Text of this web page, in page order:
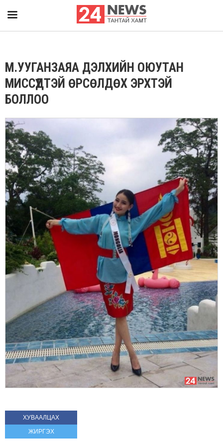
М.УУГАНЗАЯА ДЭЛХИЙН ОЮУТАН
МИССҮҮДТЭЙ ӨРСӨЛДӨХ ЭРХТЭЙ
БОЛЛОО
ХУВААЛЦАХ
ЖИРГЭХ